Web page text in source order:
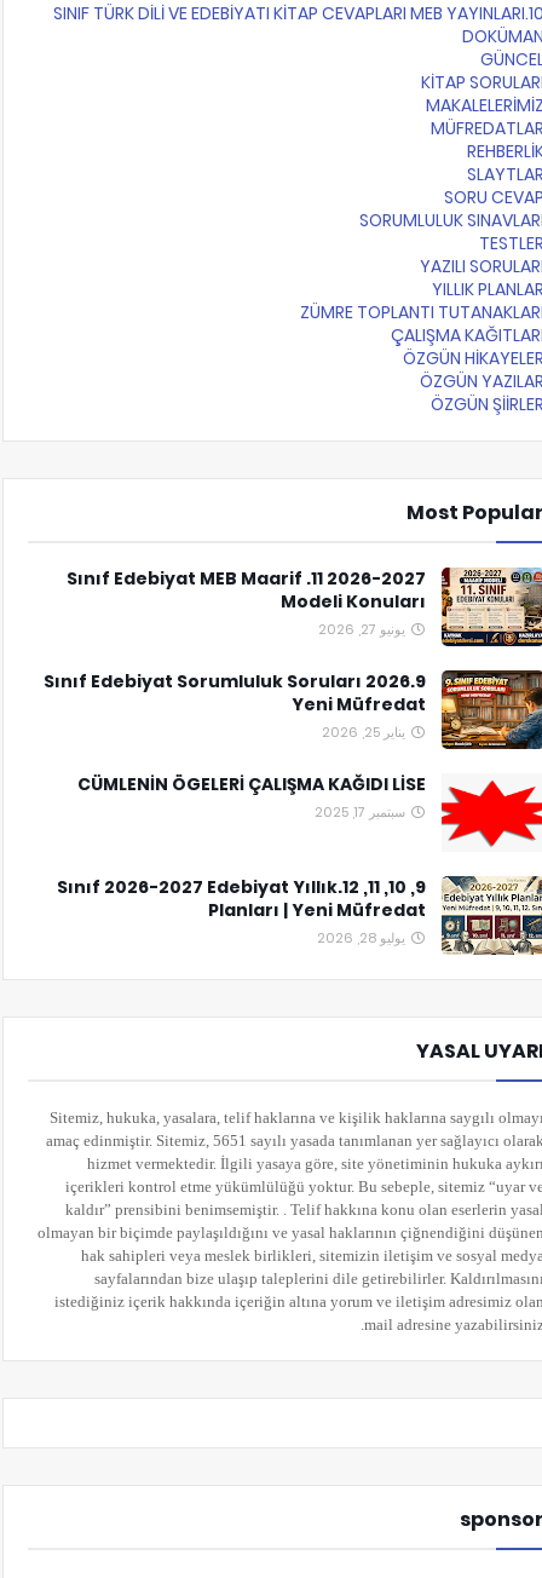
10.SINIF TÜRK DİLİ VE EDEBİYATI KİTAP
KİTAP
SORU
SORUMLULUK
YAZILI
YILLIK
ZÜMRE TOPLANTI
ÇALIŞMA
ÖZGÜN
ÖZGÜN
ÖZGÜN
Most
2026-2027 11. Sınıf Edebiyat MEB Maarif
Modeli Konuları
يونيو 27, 2026
9.Sınıf Edebiyat Sorumluluk Soruları 2026
Yeni Müfredat
يناير 25, 2026
CÜMLENİN ÖGELERİ ÇALIŞMA KAĞIDI LİSE
سبتمبر 17, 2025
9, 10, 11, 12.Sınıf 2026-2027 Edebiyat Yıllık
Planları | Yeni Müfredat
يوليو 28, 2026
YASAL
Sitemiz, hukuka, yasalara, telif haklarına ve kişilik haklarına saygılı
amaç edinmiştir. Sitemiz, 5651 sayılı yasada tanımlanan yer sağlayıcı
hizmet vermektedir. İlgili yasaya göre, site yönetiminin hukuka
içerikleri kontrol etme yükümlülüğü yoktur. Bu sebeple, sitemiz “uyar
kaldır” prensibini benimsemiştir. . Telif hakkına konu olan eserlerin
olmayan bir biçimde paylaşıldığını ve yasal haklarının çiğnendiğini
hak sahipleri veya meslek birlikleri, sitemizin iletişim ve sosyal
sayfalarından bize ulaşıp taleplerini dile getirebilirler.
istediğiniz içerik hakkında içeriğin altına yorum ve iletişim adresimiz
mail adresine